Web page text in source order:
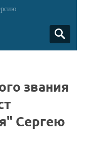
звания
Сергею